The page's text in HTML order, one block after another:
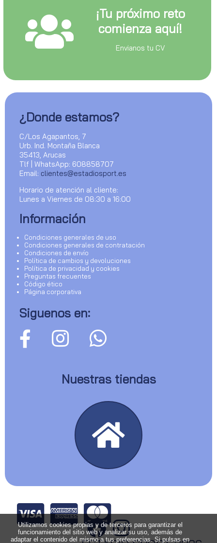
¡Tu próximo reto
comienza aquí!
Envianos tu CV
¿Donde estamos?
C/Los Agapantos, 7
Urb. Ind. Montaña Blanca
35413, Arucas
Tlf | WhatsApp: 608858707
Email: clientes@estadiosport.es
Horario de atención al cliente:
Lunes a Viernes de 08:30 a 16:00
Información
Condiciones generales de uso
Condiciones generales de contratación
Condiciones de envío
Política de cambios y devoluciones
Política de privacidad y cookies
Preguntas frecuentes
Código ético
Página corporativa
Siguenos en:
Nuestras tiendas
Utilizamos cookies propias y de terceros para garantizar el
funcionamiento del sitio web y analizar su uso, además de
adaptar el contenido del mismo a tus preferencias. Si pulsas en